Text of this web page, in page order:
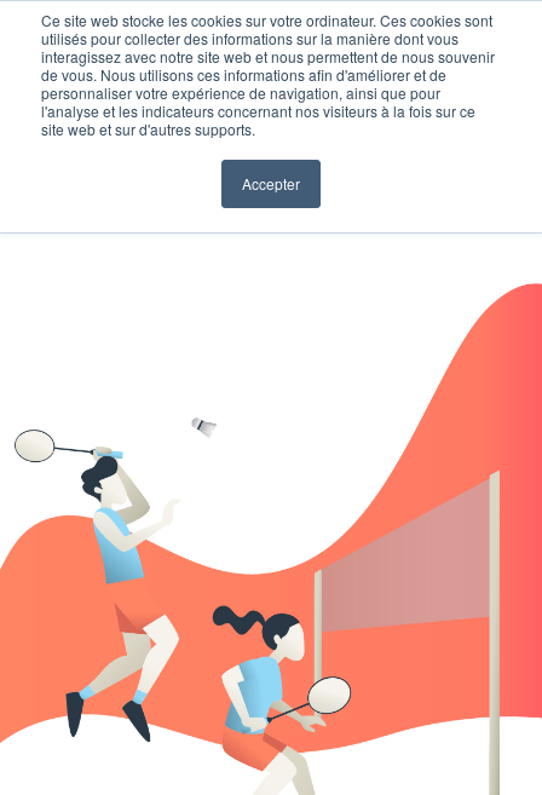
Ce site web stocke les cookies sur votre ordinateur. Ces cookies sont
utilisés pour collecter des informations sur la manière dont vous
interagissez avec notre site web et nous permettent de nous souvenir
de vous. Nous utilisons ces informations afin d'améliorer et de
personnaliser votre expérience de navigation, ainsi que pour
l'analyse et les indicateurs concernant nos visiteurs à la fois sur ce
site web et sur d'autres supports.
Accepter